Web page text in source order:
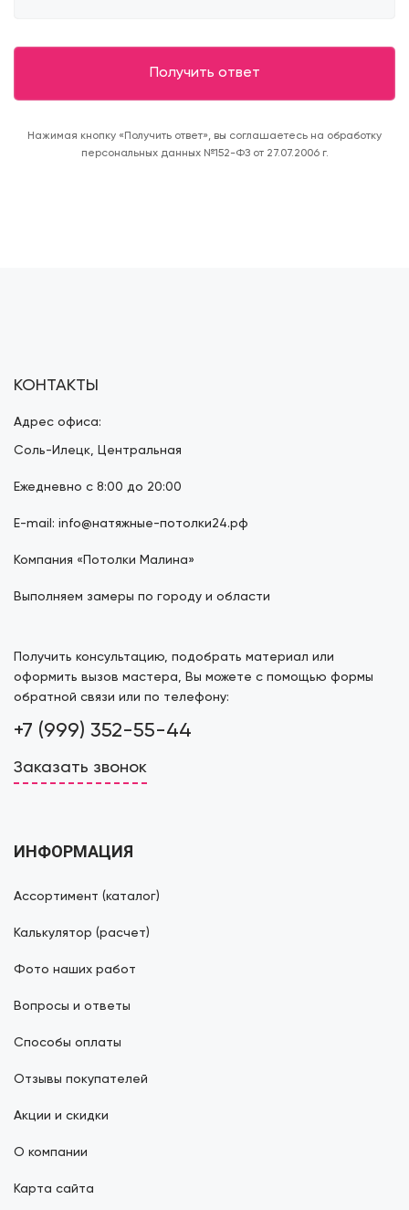
Нажимая кнопку «Получить ответ», вы соглашаетесь на обработку
персональных данных №152-ФЗ от 27.07.2006 г.
КОНТАКТЫ
Адрес офиса:
Соль-Илецк, Центральная
Ежедневно с 8:00 до 20:00
E-mail: info@натяжные-потолки24.рф
Компания «Потолки Малина»
Выполняем замеры по городу и области
Получить консультацию, подобрать материал или
оформить вызов мастера, Вы можете с помощью формы
обратной связи или по телефону:
+7 (999) 352-55-44
Заказать звонок
ИНФОРМАЦИЯ
Ассортимент (каталог)
Калькулятор (расчет)
Фото наших работ
Вопросы и ответы
Способы оплаты
Отзывы покупателей
Акции и скидки
О компании
Карта сайта